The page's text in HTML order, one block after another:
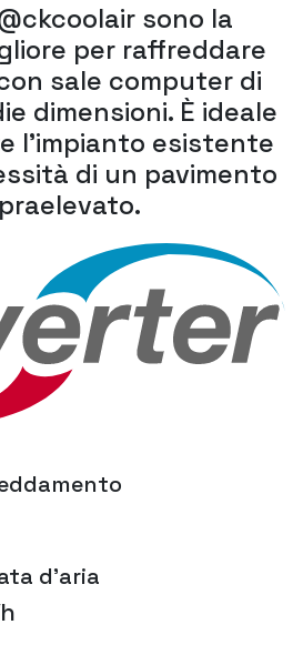
sono la
per raffreddare
sale computer di
dimensioni. È ideale
l'impianto esistente
di un pavimento
d'aria